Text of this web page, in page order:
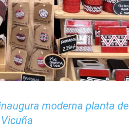
moderna planta de